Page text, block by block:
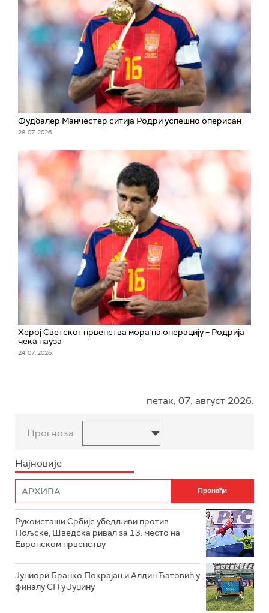
Фудбалер Манчестер ситија Родри успешно оперисан
28. 07. 2026.
Херој Светског првенства мора на операцију – Родрија
чека пауза
24. 07. 2026.
петак, 07. август 2026.
Прогноза
Најновије
Рукометаши Србије убедљиви против
Пољске, Шведска ривал за 13. место на
Европском првенству
Јуниори Бранко Покрајац и Алдин Ћатовић у
финалу СП у Јуџину